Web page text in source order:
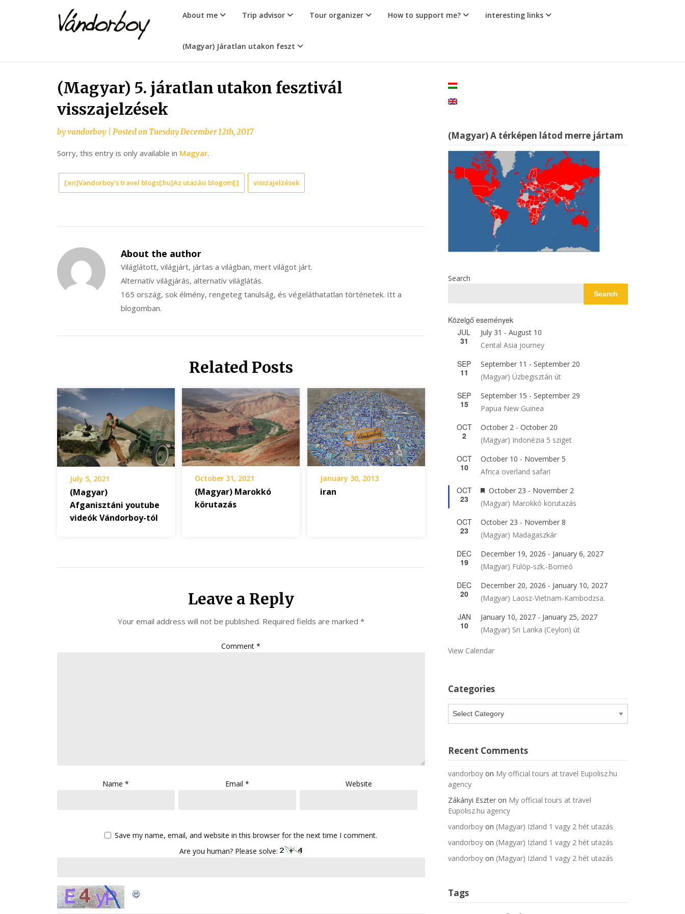
vandorboy
About me Trip advisor Tour organizer How to support me? interesting links
(Magyar) Járatlan utakon feszt
(Magyar) 5. járatlan utakon fesztivál
visszajelzések
byvandorboy Posted onTuesday December 12th, 2017
Sorry, this entry is only available in Magyar.
[:en]Vandorboy's travel blogs[:hu]Az utazási blogom[:] visszajelzések
About the author
Világlátott, világjárt, jártas a világban, mert világot járt.
Alternatív világjárás, alternatív világlátás.
165 ország, sok élmény, rengeteg tanulság, és végeláthatatlan történetek. Itt a
blogomban.
Related Posts
July 5, 2021
(Magyar)
Afganisztáni youtube
videók Vándorboy-tól
October 31, 2021
(Magyar) Marokkó
körutazás
January 30, 2013
iran
Leave a Reply
Your email address will not be published. Required fields are marked *
Comment*
Name* Email* Website
Save my name, email, and website in this browser for the next time I comment.
Are you human? Please solve:
(Magyar) A térképen látod merre jártam
Search
Search
Közelgő események
JUL
31
July 31 - August 10
Cental Asia journey
SEP
11
September 11 - September 20
(Magyar) Üzbegisztán út
SEP
15
September 15 - September 29
Papua New Guinea
OCT
2
October 2 - October 20
(Magyar) Indonézia 5 sziget
OCT
10
October 10 - November 5
Africa overland safari
OCT
23
Featured
October 23 - November 2
(Magyar) Marokkó körutazás
OCT
23
October 23 - November 8
(Magyar) Madagaszkár
DEC
19
December 19, 2026 - January 6, 2027
(Magyar) Fülöp-szk.-Borneó
DEC
20
December 20, 2026 - January 10, 2027
(Magyar) Laosz-Vietnam-Kambodzsa.
JAN
10
January 10, 2027- January 25, 2027
(Magyar) Sri Lanka (Ceylon) út
View Calendar
Categories
Recent Comments
vandorboyon My official tours at travel Eupolisz.hu
agency
Zákányi Eszteron My official tours at travel
Eupolisz.hu agency
vandorboyon (Magyar) Izland 1 vagy 2 hét utazás
vandorboyon (Magyar) Izland 1 vagy 2 hét utazás
vandorboyon (Magyar) Izland 1 vagy 2 hét utazás
Tags